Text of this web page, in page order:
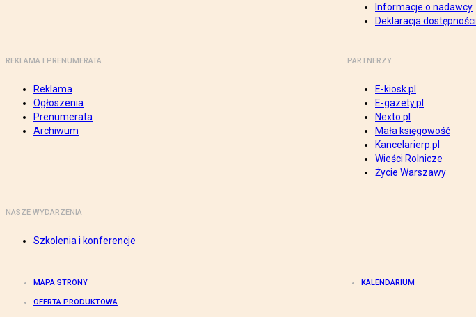
Informacje o nadawcy
Deklaracja dostępności
REKLAMA I PRENUMERATA
Reklama
Ogłoszenia
Prenumerata
Archiwum
PARTNERZY
E-kiosk.pl
E-gazety.pl
Nexto.pl
Mała księgowość
Kancelarierp.pl
Wieści Rolnicze
Życie Warszawy
NASZE WYDARZENIA
Szkolenia i konferencje
MAPA STRONY KALENDARIUM
OFERTA PRODUKTOWA